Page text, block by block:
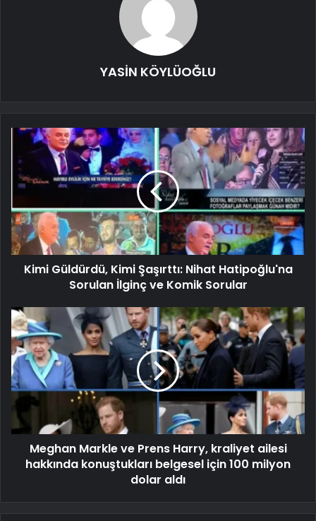
YASİN KÖYLÜOĞLU
Kimi Güldürdü, Kimi Şaşırttı: Nihat Hatipoğlu'na
Sorulan İlginç ve Komik Sorular
Meghan Markle ve Prens Harry, kraliyet ailesi
hakkında konuştukları belgesel için 100 milyon
dolar aldı